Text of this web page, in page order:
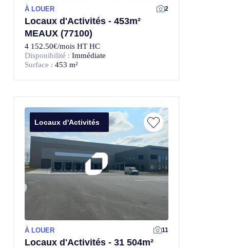
À LOUER 2
Locaux d'Activités - 453m²
MEAUX (77100)
4 152.50€/mois HT HC
Disponibilité : Immédiate
Surface : 453 m²
Locaux d'Activités
À LOUER 11
Locaux d'Activités - 31 504m²